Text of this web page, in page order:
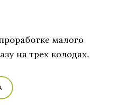
малого
на трех колодах.